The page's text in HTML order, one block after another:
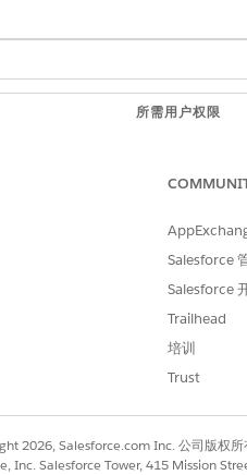
所需用户权限
与
AI 生成的回复的免责声明。
Salesforce
Salesforce
Trailhead
培训
Trust
2026, Salesforce.com Inc. 公司版权所
Inc. Salesforce Tower, 415 Mission